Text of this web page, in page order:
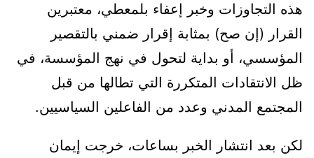
هذه التجاوزات وخبر إعفاء بلمعطي، معتبرين
القرار (إن صح) بمثابة إقرار ضمني بالتقصير
المؤسسي، أو بداية لتحول في نهج المؤسسة، في
ظل الانتقادات المتكررة التي تطالها من قبل
المجتمع المدني وعدد من الفاعلين السياسيين.
لكن بعد انتشار الخبر بساعات، خرجت إيمان